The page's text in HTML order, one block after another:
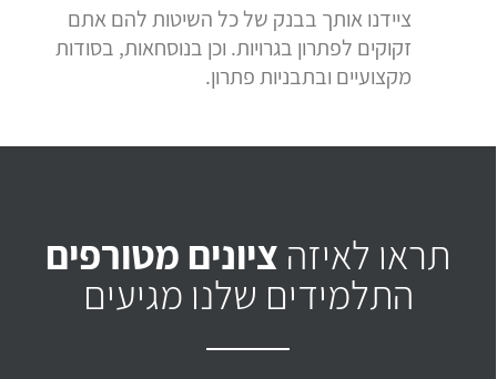
ציידנו אותך בבנק של כל השיטות להם אתם
זקוקים לפתרון בגרויות. וכן בנוסחאות, בסודות
מקצועיים ובתבניות פתרון.
תראו לאיזה ציונים מטורפים
התלמידים שלנו מגיעים